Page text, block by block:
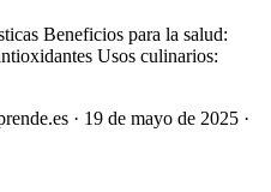
Beneficios para la salud:
Usos culinarios:
· 19 de mayo de 2025 ·